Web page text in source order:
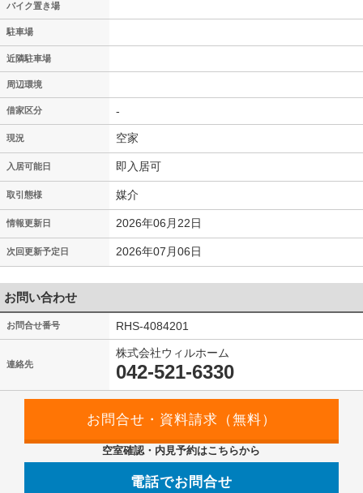
バイク置き場
駐車場
近隣駐車場
周辺環境
借家区分 -
現況 空家
入居可能日 即入居可
取引態様 媒介
情報更新日 2026年06月22日
次回更新予定日 2026年07月06日
お問い合わせ
お問合せ番号 RHS-4084201
連絡先
株式会社ウィルホーム
042-521-6330
空室確認・内見予約はこちらから
電話でお問合せ